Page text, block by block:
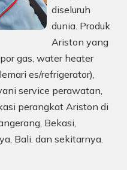
diseluruh
dunia. Produk
Ariston yang
gas, water heater
es/refrigerator),
service perawatan,
perangkat Ariston di
Bekasi,
Bali. dan sekitarnya.